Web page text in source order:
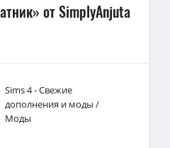
от SimplyAnjuta
Sims 4 - Свежие
дополнения и моды /
Моды